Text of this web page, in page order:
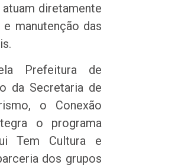
diretamente
manutenção das
Prefeitura de
da Secretaria de
o Conexão
o programa
Tem Cultura e
dos grupos